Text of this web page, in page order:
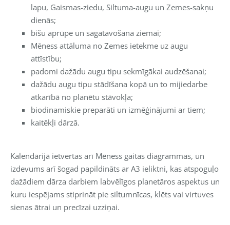
lapu, Gaismas-ziedu, Siltuma-augu un Zemes-sakņu
dienās;
bišu aprūpe un sagatavošana ziemai;
Mēness attāluma no Zemes ietekme uz augu
attīstību;
padomi dažādu augu tipu sekmīgākai audzēšanai;
dažādu augu tipu stādīšana kopā un to mijiedarbe
atkarībā no planētu stāvokļa;
biodinamiskie preparāti un izmēģinājumi ar tiem;
kaitēkļi dārzā.
Kalendārijā ietvertas arī Mēness gaitas diagrammas, un
izdevums arī šogad papildināts ar A3 ieliktni, kas atspoguļo
dažādiem dārza darbiem labvēlīgos planetāros aspektus un
kuru iespējams stiprināt pie siltumnīcas, klēts vai virtuves
sienas ātrai un precīzai uzziņai.